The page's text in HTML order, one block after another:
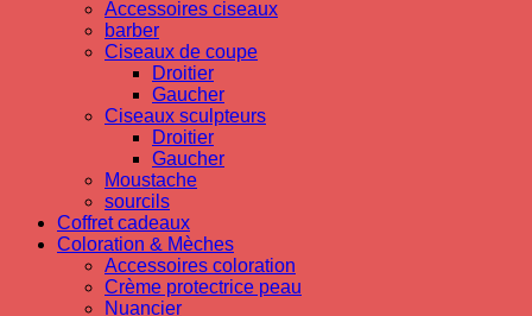
Accessoires ciseaux
barber
Ciseaux de coupe
Droitier
Gaucher
Ciseaux sculpteurs
Droitier
Gaucher
Moustache
sourcils
Coffret cadeaux
Coloration & Mèches
Accessoires coloration
Crème protectrice peau
Nuancier